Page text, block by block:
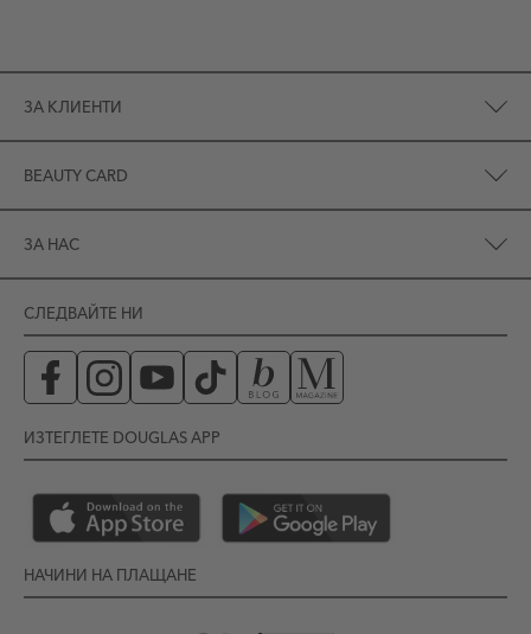
ЗА КЛИЕНТИ
BEAUTY CARD
ЗА НАС
СЛЕДВАЙТЕ НИ
ИЗТЕГЛЕТЕ DOUGLAS APP
НАЧИНИ НА ПЛАЩАНЕ